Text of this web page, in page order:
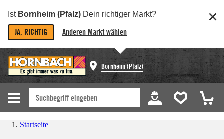
Ist Bornheim (Pfalz) Dein richtiger Markt?
JA, RICHTIG Anderen Markt wählen
Bornheim (Pfalz)
Startseite